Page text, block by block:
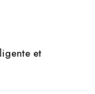
et